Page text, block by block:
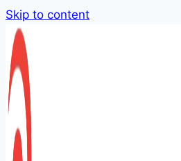
Skip to content